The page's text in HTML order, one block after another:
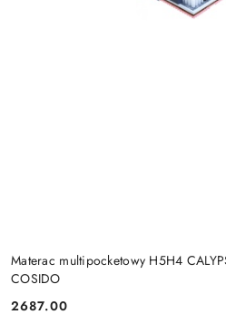
Materac multipocketowy H5H4
COSIDO
Cena:
2687.00